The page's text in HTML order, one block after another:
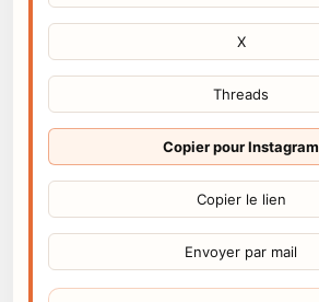
X
Threads
Copier pour Instagram
Copier le lien
Envoyer par mail